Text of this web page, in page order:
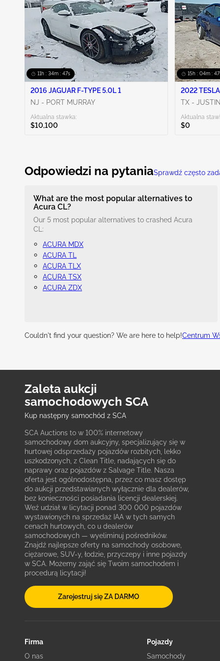
NY - LONG ISLAND
1
Pokaż więcej
11h : 34m : 46s
2016 JAGUAR F-TYPE 5.0L 1
NJ - PORT MURRAY
Aktualna stawka:
$10,100
15h : 04m :
2022
TX - JUSTIN
Aktualna
$0
Odpowiedzi na pytaniaSprawdź często
What are the most popular alternatives to
Acura CL?
Our 5 most popular alternatives to crashed Acura
CL:
ACURA MDX
ACURA TL
ACURA TLX
ACURA TSX
ACURA ZDX
Couldn't find your question? We are here to help!Centrum
Zaleta aukcji
samochodowych SCA
Kup następny samochód z SCA
SCA Auctions to w 100% internetowy
samochodowy dom aukcyjny, specjalizujący się w
hurtowej odsprzedaży pojazdów rozbitych, lekko
uszkodzonych, z Clean Title, nadających się do
naprawy oraz pojazdów z Salvage Title. Nasza
oferta jest ogólnodostępna, przez co masz dostęp
do aukcji przedstawianych wyłącznie dla dealerów,
bez konieczności posiadania licencji dealerskiej.
Weź udział w licytacji ponad 300 000 pojazdów
wystawionych na sprzedaż IAA w tych samych
cenach hurtowych, co u dealerów
samochodowych — wyeliminuj pośredników.
Znajdź najlepsze oferty na samochody osobowe,
ciężarowe, SUV-y, łodzie, przyczepy i inne pojazdy
w SCA. Możemy zająć się Twoim samochodem i
procedurą licytacji!
Zarejestruj się ZA DARMO
Firma
O nas
Pojazdy
Samochody